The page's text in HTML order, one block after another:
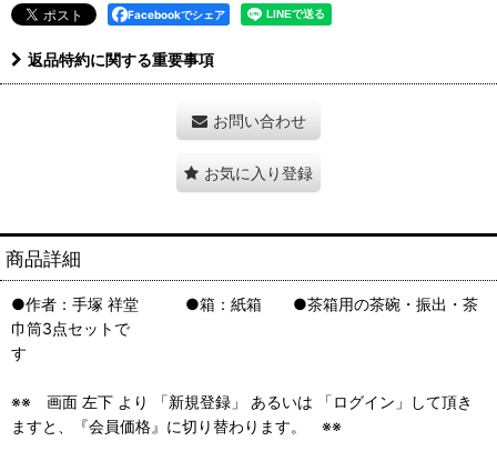
Facebookでシェア
返品特約に関する重要事項
お問い合わせ
お気に入り登録
商品詳細
●作者：手塚 祥堂 ●箱：紙箱 ●茶箱用の茶碗・振出・茶
巾筒3点セットで
す
※※ 画面 左下 より 「新規登録」 あるいは 「ログイン」して頂き
ますと、『会員価格』に切り替わります。 ※※